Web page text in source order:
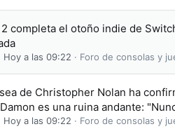
2 completa el otoño indie de
Hoy a las 09:22 Foro de consolas y
de Christopher Nolan ha
es una ruina andante:
Hoy a las 09:22 Foro de consolas y